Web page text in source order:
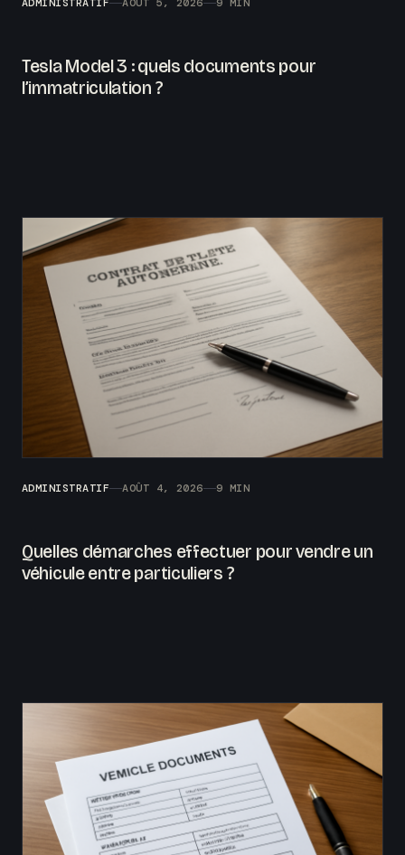
Tesla Model 3 : quels documents pour
l’immatriculation ?
ADMINISTRATIF AOÛT 4, 2026 9 MIN
Quelles démarches effectuer pour vendre un
véhicule entre particuliers ?